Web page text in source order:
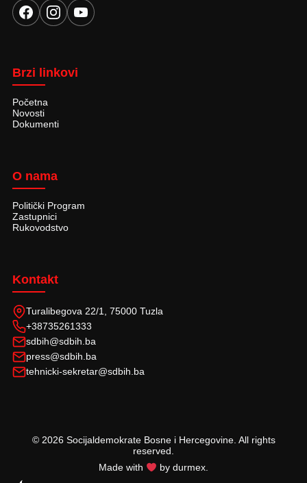
Brzi linkovi
Početna
Novosti
Dokumenti
O nama
Politički Program
Zastupnici
Rukovodstvo
Kontakt
Turalibegova 22/1, 75000 Tuzla
+38735261333
sdbih@sdbih.ba
press@sdbih.ba
tehnicki-sekretar@sdbih.ba
© 2026 Socijaldemokrate Bosne i Hercegovine. All rights
reserved.
Made with
by durmex.